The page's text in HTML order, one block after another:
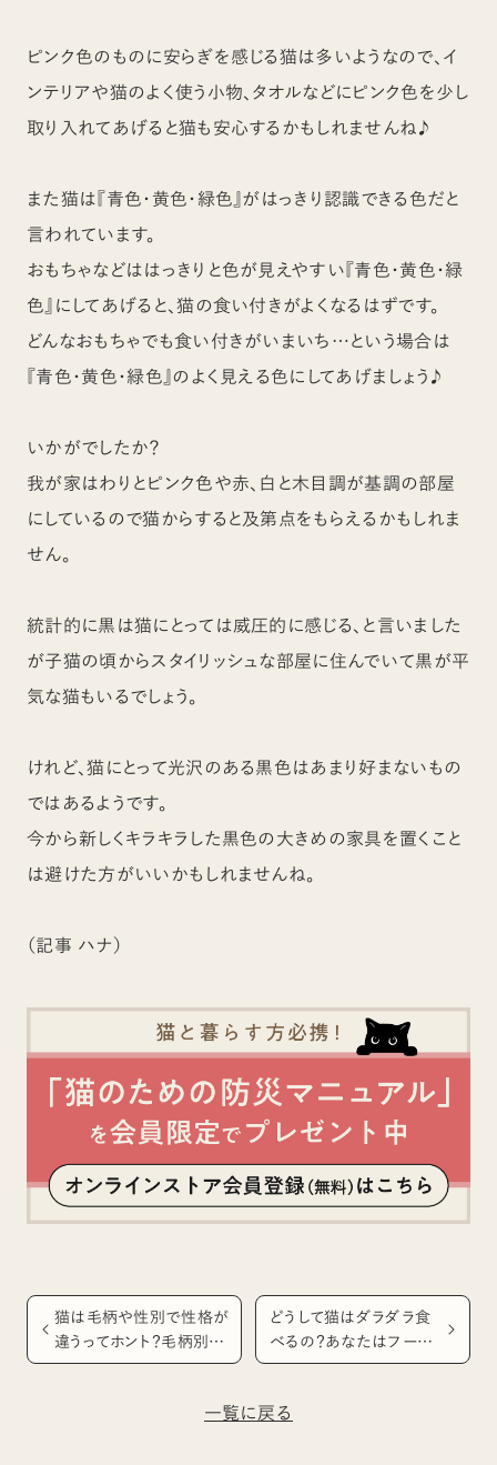
ピンク色のものに安らぎを感じる猫は多いようなので、イ
ンテリアや猫のよく使う小物、タオルなどにピンク色を少し
取り入れてあげると猫も安心するかもしれませんね♪
また猫は『青色・黄色・緑色』がはっきり認識できる色だと
言われています。
おもちゃなどははっきりと色が見えやすい『青色・黄色・緑
色』にしてあげると、猫の食い付きがよくなるはずです。
どんなおもちゃでも食い付きがいまいち…という場合は
『青色・黄色・緑色』のよく見える色にしてあげましょう♪
いかがでしたか？
我が家はわりとピンク色や赤、白と木目調が基調の部屋
にしているので猫からすると及第点をもらえるかもしれま
せん。
統計的に黒は猫にとっては威圧的に感じる、と言いました
が子猫の頃からスタイリッシュな部屋に住んでいて黒が平
気な猫もいるでしょう。
けれど、猫にとって光沢のある黒色はあまり好まないもの
ではあるようです。
今から新しくキラキラした黒色の大きめの家具を置くこと
は避けた方がいいかもしれませんね。
（記事 ハナ）
猫は毛柄や性別で性格が
違うってホント？毛柄別、
猫の性格の傾向とは
一覧に戻る
どうして猫はダラダラ食
べるの？あなたはフード
を片付けるor置きっ放し？